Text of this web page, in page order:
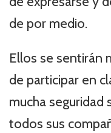
de por medio.
Ellos se sentirán
de participar en
mucha seguridad
todos sus